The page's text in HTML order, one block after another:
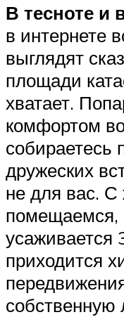
В тесноте и
в интернете
выглядят
площади
хватает.
комфортом
собираетесь
дружеских
не для вас.
помещаемся,
усаживается
приходится
собственную